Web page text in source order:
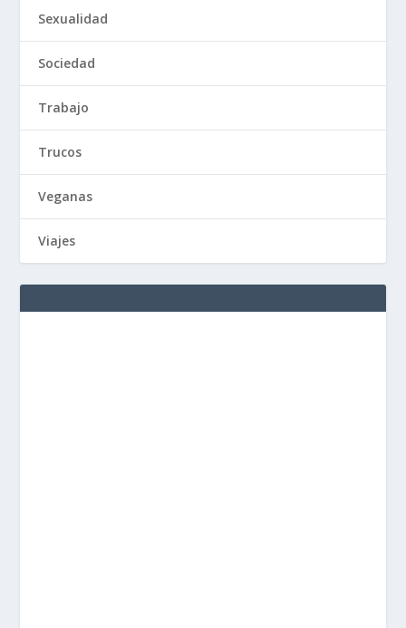
Sexualidad
Sociedad
Trabajo
Trucos
Veganas
Viajes